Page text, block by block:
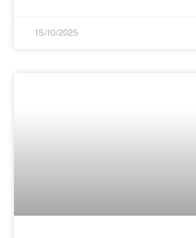
15/10/2025